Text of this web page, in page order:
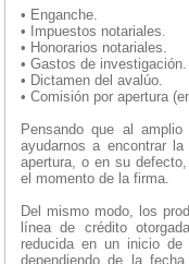
• Enganche.
• Impuestos notariales.
• Honorarios notariales.
• Gastos de investigación.
• Dictamen del avalúo.
• Comisión por apertura
Pensando que al
ayudarnos a encontrar
apertura, o en su
el momento de la firma.
Del mismo modo, los
línea de crédito
reducida en un inicio
dependiendo de la